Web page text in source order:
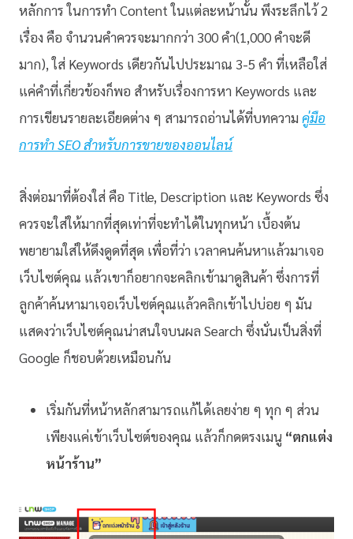
หลักการ ในการทำ Content ในแต่ละหน้านั้น พึงระลึกไว้ 2
เรื่อง คือ จำนวนคำควรจะมากกว่า 300 คำ(1,000 คำจะดี
มาก), ใส่ Keywords เดียวกันไปประมาณ 3-5 คำ ที่เหลือใส่
แค่คำที่เกี่ยวข้องก็พอ สำหรับเรื่องการหา Keywords และ
การเขียนรายละเอียดต่าง ๆ สามารถอ่านได้ที่บทความ คู่มือ
การทำ SEO สำหรับการขายของออนไลน์
สิ่งต่อมาที่ต้องใส่ คือ Title, Description และ Keywords ซึ่ง
ควรจะใส่ให้มากที่สุดเท่าที่จะทำได้ในทุกหน้า เบื้องต้น
พยายามใส่ให้ดึงดูดที่สุด เพื่อที่ว่า เวลาคนค้นหาแล้วมาเจอ
เว็บไซต์คุณ แล้วเขาก็อยากจะคลิกเข้ามาดูสินค้า ซึ่งการที่
ลูกค้าค้นหามาเจอเว็บไซต์คุณแล้วคลิกเข้าไปบ่อย ๆ มัน
แสดงว่าเว็บไซต์คุณน่าสนใจบนผล Search ซึ่งนั่นเป็นสิ่งที่
Google ก็ชอบด้วยเหมือนกัน
เริ่มกันที่หน้าหลักสามารถแก้ได้เลยง่าย ๆ ทุก ๆ ส่วน
เพียงแค่เข้าเว็บไซต์ของคุณ แล้วก็กดตรงเมนู “ตกแต่ง
หน้าร้าน”